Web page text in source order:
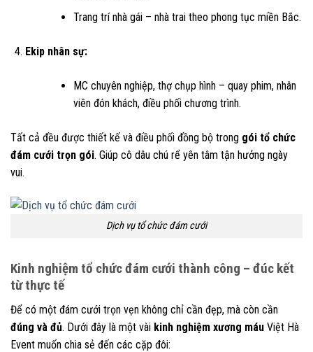
Trang trí nhà gái – nhà trai theo phong tục miền Bắc.
Ekip nhân sự:
MC chuyên nghiệp, thợ chụp hình – quay phim, nhân
viên đón khách, điều phối chương trình.
Tất cả đều được thiết kế và điều phối đồng bộ trong gói tổ chức
đám cưới trọn gói. Giúp cô dâu chú rể yên tâm tận hưởng ngày
vui.
Dịch vụ tổ chức đám cưới
Kinh nghiệm tổ chức đám cưới thành công – đúc kết
từ thực tế
Để có một đám cưới trọn vẹn không chỉ cần đẹp, mà còn cần
đúng và đủ. Dưới đây là một vài kinh nghiệm xương máu Việt Hà
Event muốn chia sẻ đến các cặp đôi: